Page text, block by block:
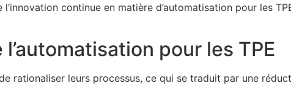
continue en matière d’automatisation pour les
pour les TPE
rationaliser leurs processus, ce qui se traduit par une